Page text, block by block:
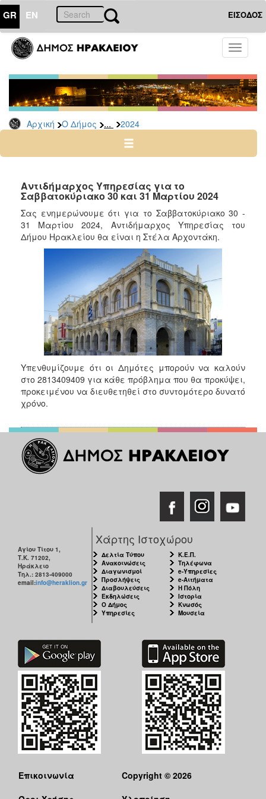
GR EN ΕΙΣΟΔΟΣ
Toggle
Αρχική Ο Δήμος ... 2024
ΔΗΜΟΣ
Δελτία
Τύπου
Αρχείο
2026
2024
2022
2021
2020
2019
2017
2016
2015
2013
2012
2011
2010
ΠΟΛΗ
Αντιδήμαρχος Υπηρεσίας για το
Σαββατοκύριακο 30 και 31 Μαρτίου 2024
Σας ενημερώνουμε ότι για το Σαββατοκύριακο 30 -
31 Μαρτίου 2024, Αντιδήμαρχος Υπηρεσίας του
Δήμου Ηρακλείου θα είναι η Στέλα Αρχοντάκη.
Υπενθυμίζουμε ότι οι Δημότες μπορούν να καλούν
στο 2813409409 για κάθε πρόβλημα που θα προκύψει,
προκειμένου να διευθετηθεί στο συντομότερο δυνατό
χρόνο.
Αγίου Τίτου 1,
Τ.Κ. 71202,
Ηράκλειο
Τηλ.: 2813-409000
email:info@heraklion.gr
Χάρτης Ιστοχώρου
Δελτία Τύπου
Ανακοινώσεις
Διαγωνισμοί
Προσλήψεις
Διαβουλεύσεις
Εκδηλώσεις
Ο Δήμος
Υπηρεσίες
Κ.Ε.Π.
Τηλέφωνα
e-Υπηρεσίες
e-Αιτήματα
Η Πόλη
Ιστορία
Κνωσός
Μουσεία
Επικοινωνία
Copyright © 2026